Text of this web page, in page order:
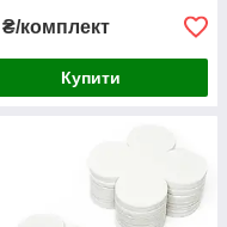
₴/комплект
Купити